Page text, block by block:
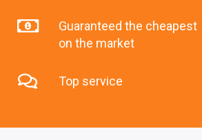
Guaranteed the cheapest
on the market
Top service